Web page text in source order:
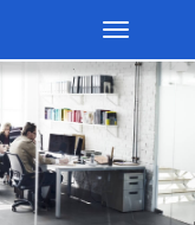
Toggle